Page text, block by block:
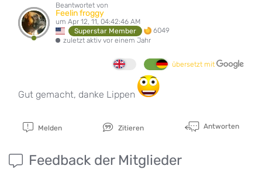
Beantwortet von
Feelin froggy
um Apr 12, 11, 04:42:46 AM
Superstar Member
6049
zuletzt aktiv vor einem Jahr
übersetzt mit
Gut gemacht, danke Lippen
Melden Zitieren Antworten
Feedback der Mitglieder